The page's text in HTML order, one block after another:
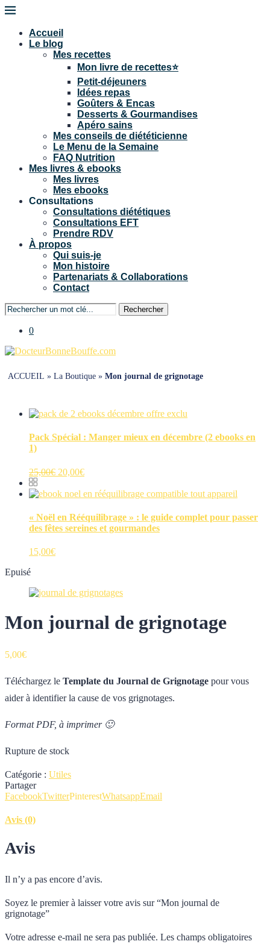
Accueil
Le blog
Mes recettes
Mon livre de recettes⭐
Petit-déjeuners
Idées repas
Goûters & Encas
Desserts & Gourmandises
Apéro sains
Mes conseils de diététicienne
Le Menu de la Semaine
FAQ Nutrition
Mes livres & ebooks
Mes livres
Mes ebooks
Consultations
Consultations diététiques
Consultations EFT
Prendre RDV
À propos
Qui suis-je
Mon histoire
Partenariats & Collaborations
Contact
Rechercher
0
ACCUEIL » La Boutique » Mon journal de grignotage
Pack Spécial : Manger mieux en décembre (2 ebooks en
1)
25,00€ Le
initial
25,00€.
20,00€Le
actuel
20,00€.
« Noël en Rééquilibrage » : le guide complet pour passer
des fêtes sereines et gourmandes
15,00€
Epuisé
Mon journal de grignotage
5,00€
Téléchargez le Template du Journal de Grignotage pour vous
aider à identifier la cause de vos grignotages.
Format PDF, à imprimer 🙂
Rupture de stock
Catégorie : Utiles
Partager
FacebookTwitterPinterestWhatsappEmail
Avis (0)
Avis
Il n’y a pas encore d’avis.
Soyez le premier à laisser votre avis sur “Mon journal de
grignotage”
Votre adresse e-mail ne sera pas publiée. Les champs obligatoires